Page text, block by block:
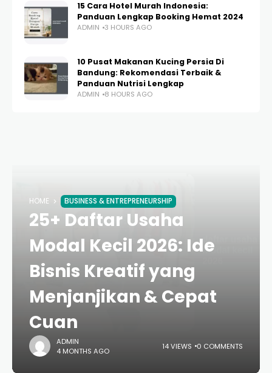
15 Cara Hotel Murah Indonesia:
Panduan Lengkap Booking Hemat 2024
ADMIN 3 HOURS AGO
10 Pusat Makanan Kucing Persia Di
Bandung: Rekomendasi Terbaik &
Panduan Nutrisi Lengkap
ADMIN 8 HOURS AGO
HOME BUSINESS & ENTREPRENEURSHIP
25+ Daftar Usaha
Modal Kecil 2026: Ide
Bisnis Kreatif yang
Menjanjikan & Cepat
Cuan
ADMIN
4 MONTHS AGO
14 VIEWS 0 COMMENTS